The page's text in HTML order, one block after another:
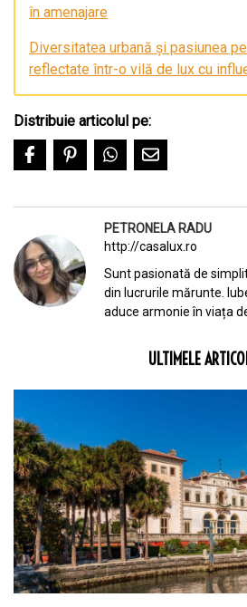
în amenajare
Diversitatea urbană și pasiunea
reflectate într-o vilă de lux cu
Distribuie articolul pe:
PETRONELA RADU
http://casalux.ro
Sunt pasionată de
din lucrurile mărunte.
aduce armonie în viața
ULTIMELE